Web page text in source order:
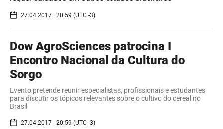
27.04.2017 | 20:59 (UTC -3)
​Dow AgroSciences patrocina I
Encontro Nacional da Cultura do
Sorgo
Evento pretende reunir especialistas, profissionais e estudantes
para discutir os tópicos relevantes sobre o cultivo do cereal no
Brasil
27.04.2017 | 20:59 (UTC -3)